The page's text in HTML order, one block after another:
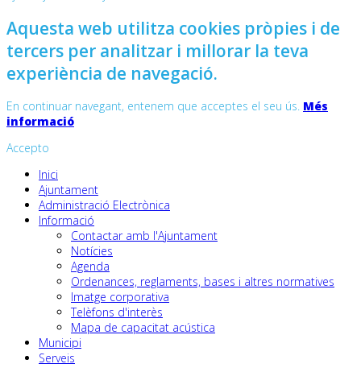
Aquesta web utilitza cookies pròpies i de
tercers per analitzar i millorar la teva
experiència de navegació.
En continuar navegant, entenem que acceptes el seu ús. Més
informació
Accepto
Inici
Ajuntament
Administració Electrònica
Informació
Contactar amb l'Ajuntament
Notícies
Agenda
Ordenances, reglaments, bases i altres normatives
Imatge corporativa
Telèfons d'interès
Mapa de capacitat acústica
Municipi
Serveis